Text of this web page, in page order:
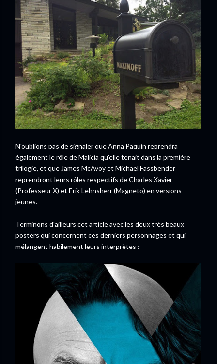
N'oublions pas de signaler que Anna Paquin reprendra
également le rôle de Malicia qu'elle tenait dans la première
trilogie, et que James McAvoy et Michael Fassbender
reprendront leurs rôles respectifs de Charles Xavier
(Professeur X) et Erik Lehnsherr (Magneto) en versions
jeunes.
Terminons d'ailleurs cet article avec les deux très beaux
posters qui concernent ces derniers personnages et qui
mélangent habilement leurs interprètes :